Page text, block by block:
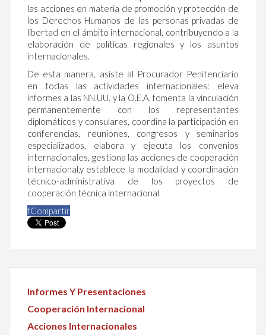
las acciones en materia de promoción y protección de
los Derechos Humanos de las personas privadas de
libertad en el ámbito internacional, contribuyendo a la
elaboración de políticas regionales y los asuntos
internacionales.
De esta manera, asiste al Procurador Penitenciario
en todas las actividades internacionales: eleva
informes a las NN.UU. y la O.E.A, fomenta la vinculación
permanentemente con los representantes
diplomáticos y consulares, coordina la participación en
conferencias, reuniones, congresos y seminarios
especializados, elabora y ejecuta los convenios
internacionales, gestiona las acciones de cooperación
internacional,y establece la modalidad y coordinación
técnico-administrativa de los proyectos de
cooperación técnica internacional.
fCompartir
Informes Y Presentaciones
Cooperación Internacional
Acciones Internacionales